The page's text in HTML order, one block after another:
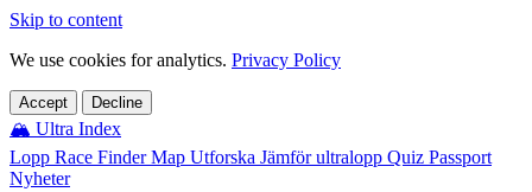
Skip to content
We use cookies for analytics. Privacy Policy
Accept Decline
🏔️ Ultra Index
Lopp Race FinderMap Utforska Jämför ultralopp Quiz Passport
Nyheter